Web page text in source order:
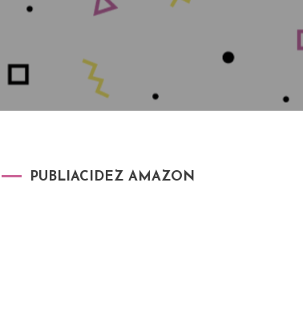
PUBLIACIDEZ AMAZON